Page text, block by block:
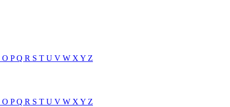
O PQ R S T U V W XY Z
O PQ R S T U V W X Y Z